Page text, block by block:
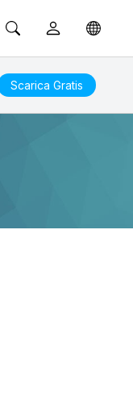
Scarica Gratis